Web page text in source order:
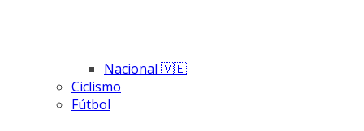
Nacional 🇻🇪
Ciclismo
Fútbol